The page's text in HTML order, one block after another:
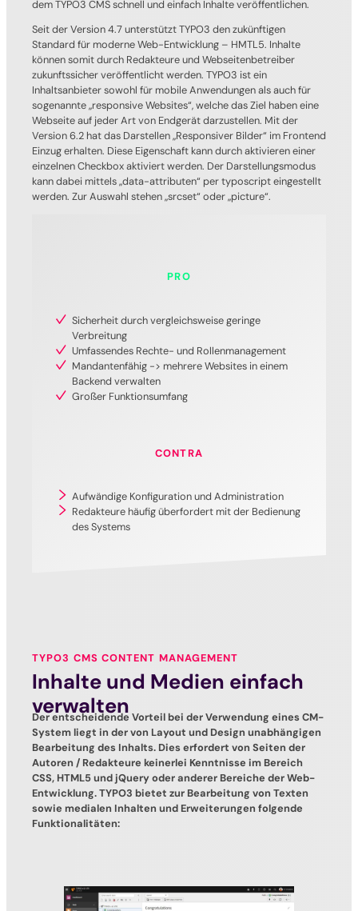
dem TYPO3 CMS schnell und einfach Inhalte veröffentlichen.
Seit der Version 4.7 unterstützt TYPO3 den zukünftigen
Standard für moderne Web-Entwicklung – HMTL5. Inhalte
können somit durch Redakteure und Webseitenbetreiber
zukunftssicher veröffentlicht werden. TYPO3 ist ein
Inhaltsanbieter sowohl für mobile Anwendungen als auch für
sogenannte „responsive Websites“, welche das Ziel haben eine
Webseite auf jeder Art von Endgerät darzustellen. Mit der
Version 6.2 hat das Darstellen „Responsiver Bilder“ im Frontend
Einzug erhalten. Diese Eigenschaft kann durch aktivieren einer
einzelnen Checkbox aktiviert werden. Der Darstellungsmodus
kann dabei mittels „data-attributen“ per typoscript eingestellt
werden. Zur Auswahl stehen „srcset“ oder „picture“.
PRO
Sicherheit durch vergleichsweise geringe
Verbreitung
Umfassendes Rechte- und Rollenmanagement
Mandantenfähig -> mehrere Websites in einem
Backend verwalten
Großer Funktionsumfang
CONTRA
Aufwändige Konfiguration und Administration
Redakteure häufig überfordert mit der Bedienung
des Systems
TYPO3 CMS CONTENT MANAGEMENT
Inhalte und Medien einfach
verwalten
Der entscheidende Vorteil bei der Verwendung eines CM-
System liegt in der von Layout und Design unabhängigen
Bearbeitung des Inhalts. Dies erfordert von Seiten der
Autoren / Redakteure keinerlei Kenntnisse im Bereich
CSS, HTML5 und jQuery oder anderer Bereiche der Web-
Entwicklung. TYPO3 bietet zur Bearbeitung von Texten
sowie medialen Inhalten und Erweiterungen folgende
Funktionalitäten: